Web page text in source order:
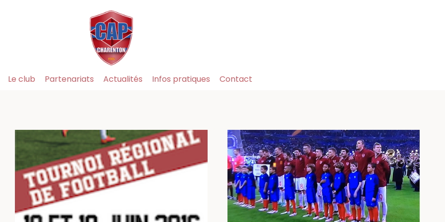
Le club Partenariats Actualités Infos pratiques Contact